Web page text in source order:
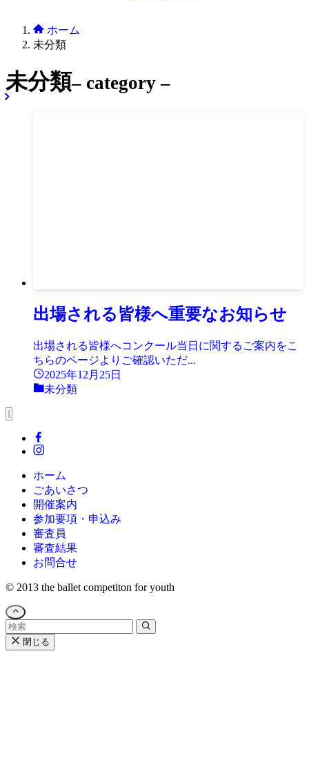
ホーム
未分類
未分類– category –
出場される皆様へ重要なお知らせ
出場される皆様へコンクール当日に関するご案内をこ
ちらのページよりご確認いただ...
2025年12月25日
未分類
1
ホーム
ごあいさつ
開催案内
参加要項・申込み
審査員
審査結果
お問合せ
© 2013 the ballet competiton for youth
閉じる